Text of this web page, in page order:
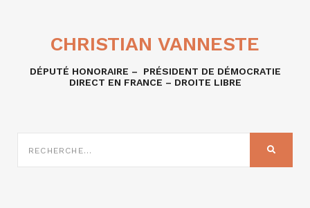
CHRISTIAN VANNESTE
DÉPUTÉ HONORAIRE – PRÉSIDENT DE DÉMOCRATIE
DIRECT EN FRANCE – DROITE LIBRE
SUR